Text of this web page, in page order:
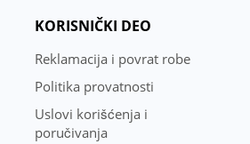
KORISNIČKI DEO
Reklamacija i povrat robe
Politika provatnosti
Uslovi korišćenja i
poručivanja